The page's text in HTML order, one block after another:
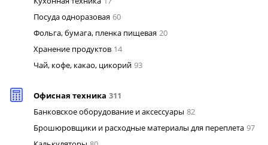
Посуда одноразовая 60
Фольга, бумага, пленка пищевая 20
Хранение продуктов 14
Чай, кофе, какао, цикорий 93
Офисная техника 311
Банковское оборудование и аксессуары 82
Брошюровщики и расходные материалы для переплета 97